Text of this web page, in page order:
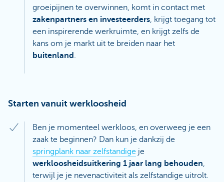
groeipijnen te overwinnen, komt in contact met
zakenpartners en investeerders, krijgt toegang tot
een inspirerende werkruimte, en krijgt zelfs de
kans om je markt uit te breiden naar het
buitenland .
Starten vanuit werkloosheid
Ben je momenteel werkloos, en overweeg je een
zaak te beginnen? Dan kun je dankzij de
springplank naar zelfstandige je
werkloosheidsuitkering 1 jaar lang behouden,
terwijl je je nevenactiviteit als zelfstandige uitrolt.